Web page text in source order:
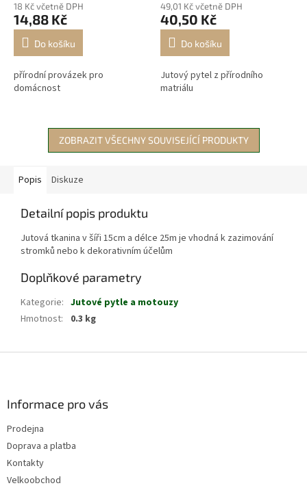
18 Kč včetně DPH
14,88 Kč
Do košíku
přírodní provázek pro
domácnost
49,01 Kč včetně DPH
40,50 Kč
Do košíku
Jutový pytel z přírodního
matriálu
ZOBRAZIT VŠECHNY SOUVISEJÍCÍ PRODUKTY
Popis Diskuze
Detailní popis produktu
Jutová tkanina v šíři 15cm a délce 25m je vhodná k zazimování
stromků nebo k dekorativním účelům
Doplňkové parametry
Kategorie: Jutové pytle a motouzy
Hmotnost: 0.3 kg
Informace pro vás
Prodejna
Doprava a platba
Kontakty
Velkoobchod